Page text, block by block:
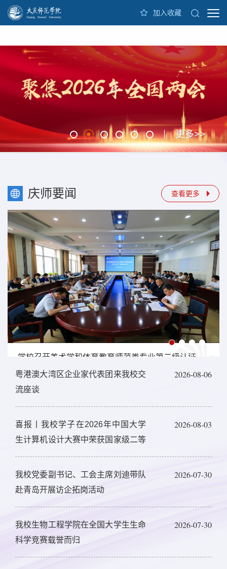
加入收藏
更多>>
庆师要闻 查看更多
粤港澳大湾区企业家代表团来我校交
流座谈
2026-08-06
喜报丨我校学子在2026年中国大学
生计算机设计大赛中荣获国家级二等
奖
2026-08-03
我校党委副书记、工会主席刘迪带队
赴青岛开展访企拓岗活动
2026-07-30
我校生物工程学院在全国大学生生命
科学竞赛载誉而归
2026-07-30